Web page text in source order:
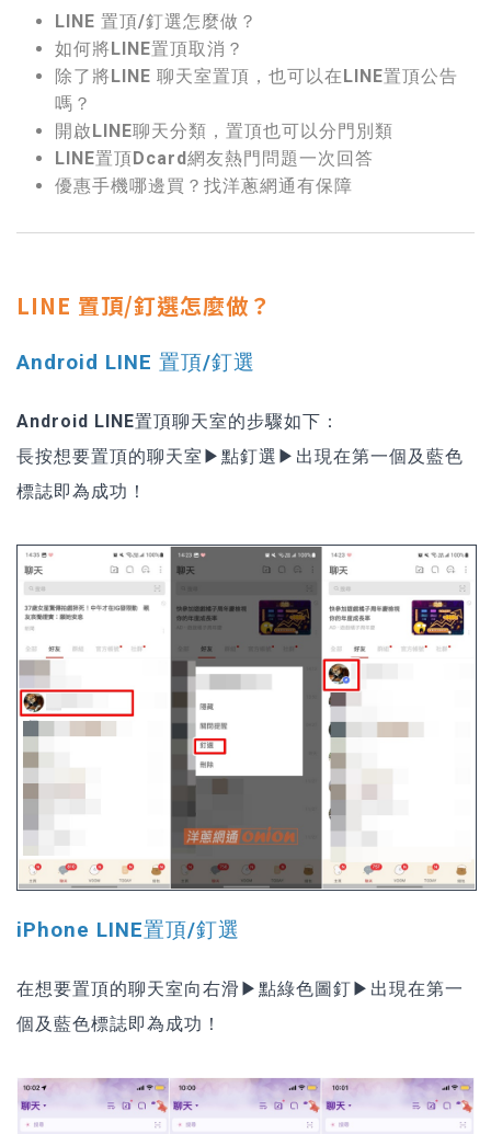
LINE 置頂/釘選怎麼做？
如何將LINE置頂取消？
除了將LINE 聊天室置頂，也可以在LINE置頂公告
嗎？
開啟LINE聊天分類，置頂也可以分門別類
LINE置頂Dcard網友熱門問題一次回答
優惠手機哪邊買？找洋蔥網通有保障
LINE 置頂/釘選怎麼做？
Android LINE 置頂/釘選
Android LINE置頂聊天室的步驟如下：
長按想要置頂的聊天室▶點釘選▶出現在第一個及藍色
標誌即為成功！
iPhone LINE置頂/釘選
在想要置頂的聊天室向右滑▶點綠色圖釘▶出現在第一
個及藍色標誌即為成功！